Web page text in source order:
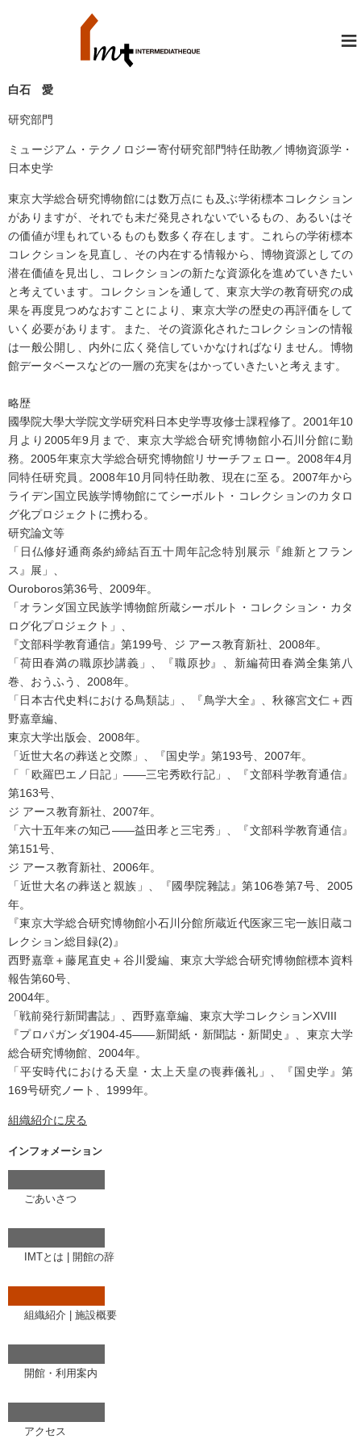
≡
白石 愛
研究部門
ミュージアム・テクノロジー寄付研究部門特任助教／博物資源学・
日本史学
東京大学総合研究博物館には数万点にも及ぶ学術標本コレクション
がありますが、それでも未だ発見されないでいるもの、あるいはそ
の価値が埋もれているものも数多く存在します。これらの学術標本
コレクションを見直し、その内在する情報から、博物資源としての
潜在価値を見出し、コレクションの新たな資源化を進めていきたい
と考えています。コレクションを通して、東京大学の教育研究の成
果を再度見つめなおすことにより、東京大学の歴史の再評価をして
いく必要があります。また、その資源化されたコレクションの情報
は一般公開し、内外に広く発信していかなければなりません。博物
館データベースなどの一層の充実をはかっていきたいと考えます。
略歴
國學院大學大学院文学研究科日本史学専攻修士課程修了。2001年10
月より2005年9月まで、東京大学総合研究博物館小石川分館に勤
務。2005年東京大学総合研究博物館リサーチフェロー。2008年4月
同特任研究員。2008年10月同特任助教、現在に至る。2007年から
ライデン国立民族学博物館にてシーボルト・コレクションのカタロ
グ化プロジェクトに携わる。
研究論文等
「日仏修好通商条約締結百五十周年記念特別展示『維新とフラン
ス』展」、
Ouroboros第36号、2009年。
「オランダ国立民族学博物館所蔵シーボルト・コレクション・カタ
ログ化プロジェクト」、
『文部科学教育通信』第199号、ジ アース教育新社、2008年。
「荷田春満の職原抄講義」、『職原抄』、新編荷田春満全集第八
巻、おうふう、2008年。
「日本古代史料における鳥類誌」、『鳥学大全』、秋篠宮文仁＋西
野嘉章編、
東京大学出版会、2008年。
「近世大名の葬送と交際」、『国史学』第193号、2007年。
「「欧羅巴エノ日記」――三宅秀欧行記」、『文部科学教育通信』
第163号、
ジ アース教育新社、2007年。
「六十五年来の知己――益田孝と三宅秀」、『文部科学教育通信』
第151号、
ジ アース教育新社、2006年。
「近世大名の葬送と親族」、『國學院雜誌』第106巻第7号、2005
年。
『東京大学総合研究博物館小石川分館所蔵近代医家三宅一族旧蔵コ
レクション総目録(2)』
西野嘉章＋藤尾直史＋谷川愛編、東京大学総合研究博物館標本資料
報告第60号、
2004年。
「戦前発行新聞書誌」、西野嘉章編、東京大学コレクションXVIII
『プロパガンダ1904‐45――新聞紙・新聞誌・新聞史』、東京大学
総合研究博物館、2004年。
「平安時代における天皇・太上天皇の喪葬儀礼」、『国史学』第
169号研究ノート、1999年。
組織紹介に戻る
インフォメーション
ごあいさつ
IMTとは 開館の辞
組織紹介 施設概要
開館・利用案内
アクセス